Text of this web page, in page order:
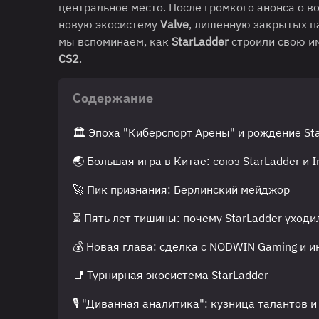
центральное место. После громкого анонса о
новую экосистему Valve, лишенную закрытых
мы вспоминаем, как StarLadderстроили свою
CS2.
Содержание
🏛 Эпоха "Киберспорт Арены" и рождение
🌏 Большая игра в Китае: союз StarLadder и
🚀 Пик признания: Берлинский мейджор
⏳ Пять лет тишины: почему StarLadder
💰 Новая глава: сделка с NODWIN Gaming и
📑 Турнирная экосистема StarLadder
🎙 "Диванная аналитика": кузница талантов и